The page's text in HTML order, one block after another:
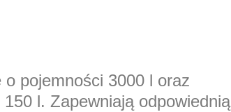
pojemności 3000 l oraz
l. Zapewniają odpowiednią